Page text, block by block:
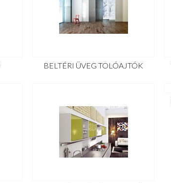
BELTÉRI ÜVEG TOLÓAJTÓK